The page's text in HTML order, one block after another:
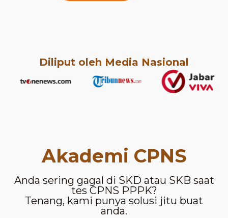
Diliput oleh Media Nasional
Akademi CPNS
Anda sering gagal di SKD atau SKB saat
tes CPNS PPPK?
Tenang, kami punya solusi jitu buat
anda.